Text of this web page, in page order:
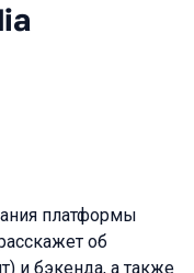
платформы
об
и бэкенда, а также